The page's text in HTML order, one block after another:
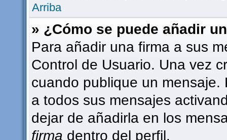
Arriba
» ¿Cómo se puede añadir
Para añadir una firma a sus
Control de Usuario. Una vez
cuando publique un
a todos sus mensajes
dejar de añadirla en los
firma dentro del perfil.